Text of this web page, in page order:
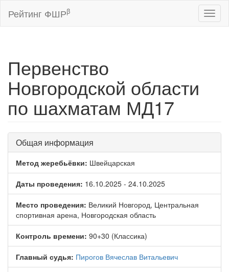
Рейтинг ФШРβ
Первенство
Новгородской области
по шахматам МД17
Общая информация
Метод жеребьёвки: Швейцарская
Даты проведения: 16.10.2025 - 24.10.2025
Место проведения: Великий Новгород, Центральная
спортивная арена, Новгородская область
Контроль времени: 90+30 (Классика)
Главный судья: Пирогов Вячеслав Витальевич